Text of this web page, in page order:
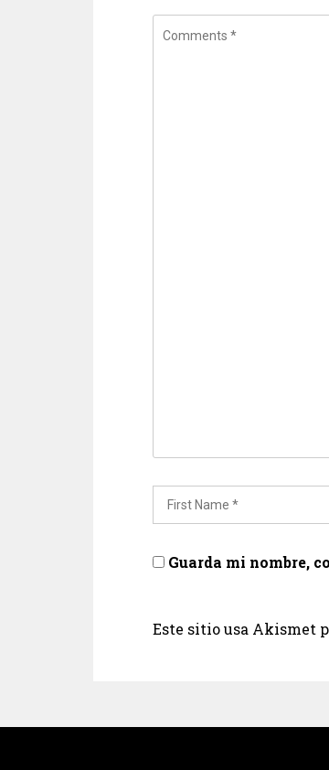
Guarda mi nombre,
Este sitio usa Akismet